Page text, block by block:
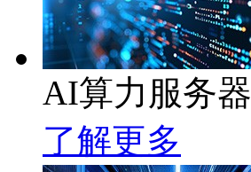
AI算力服务器
了解更多